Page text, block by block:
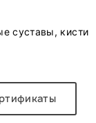
суставы, кисти